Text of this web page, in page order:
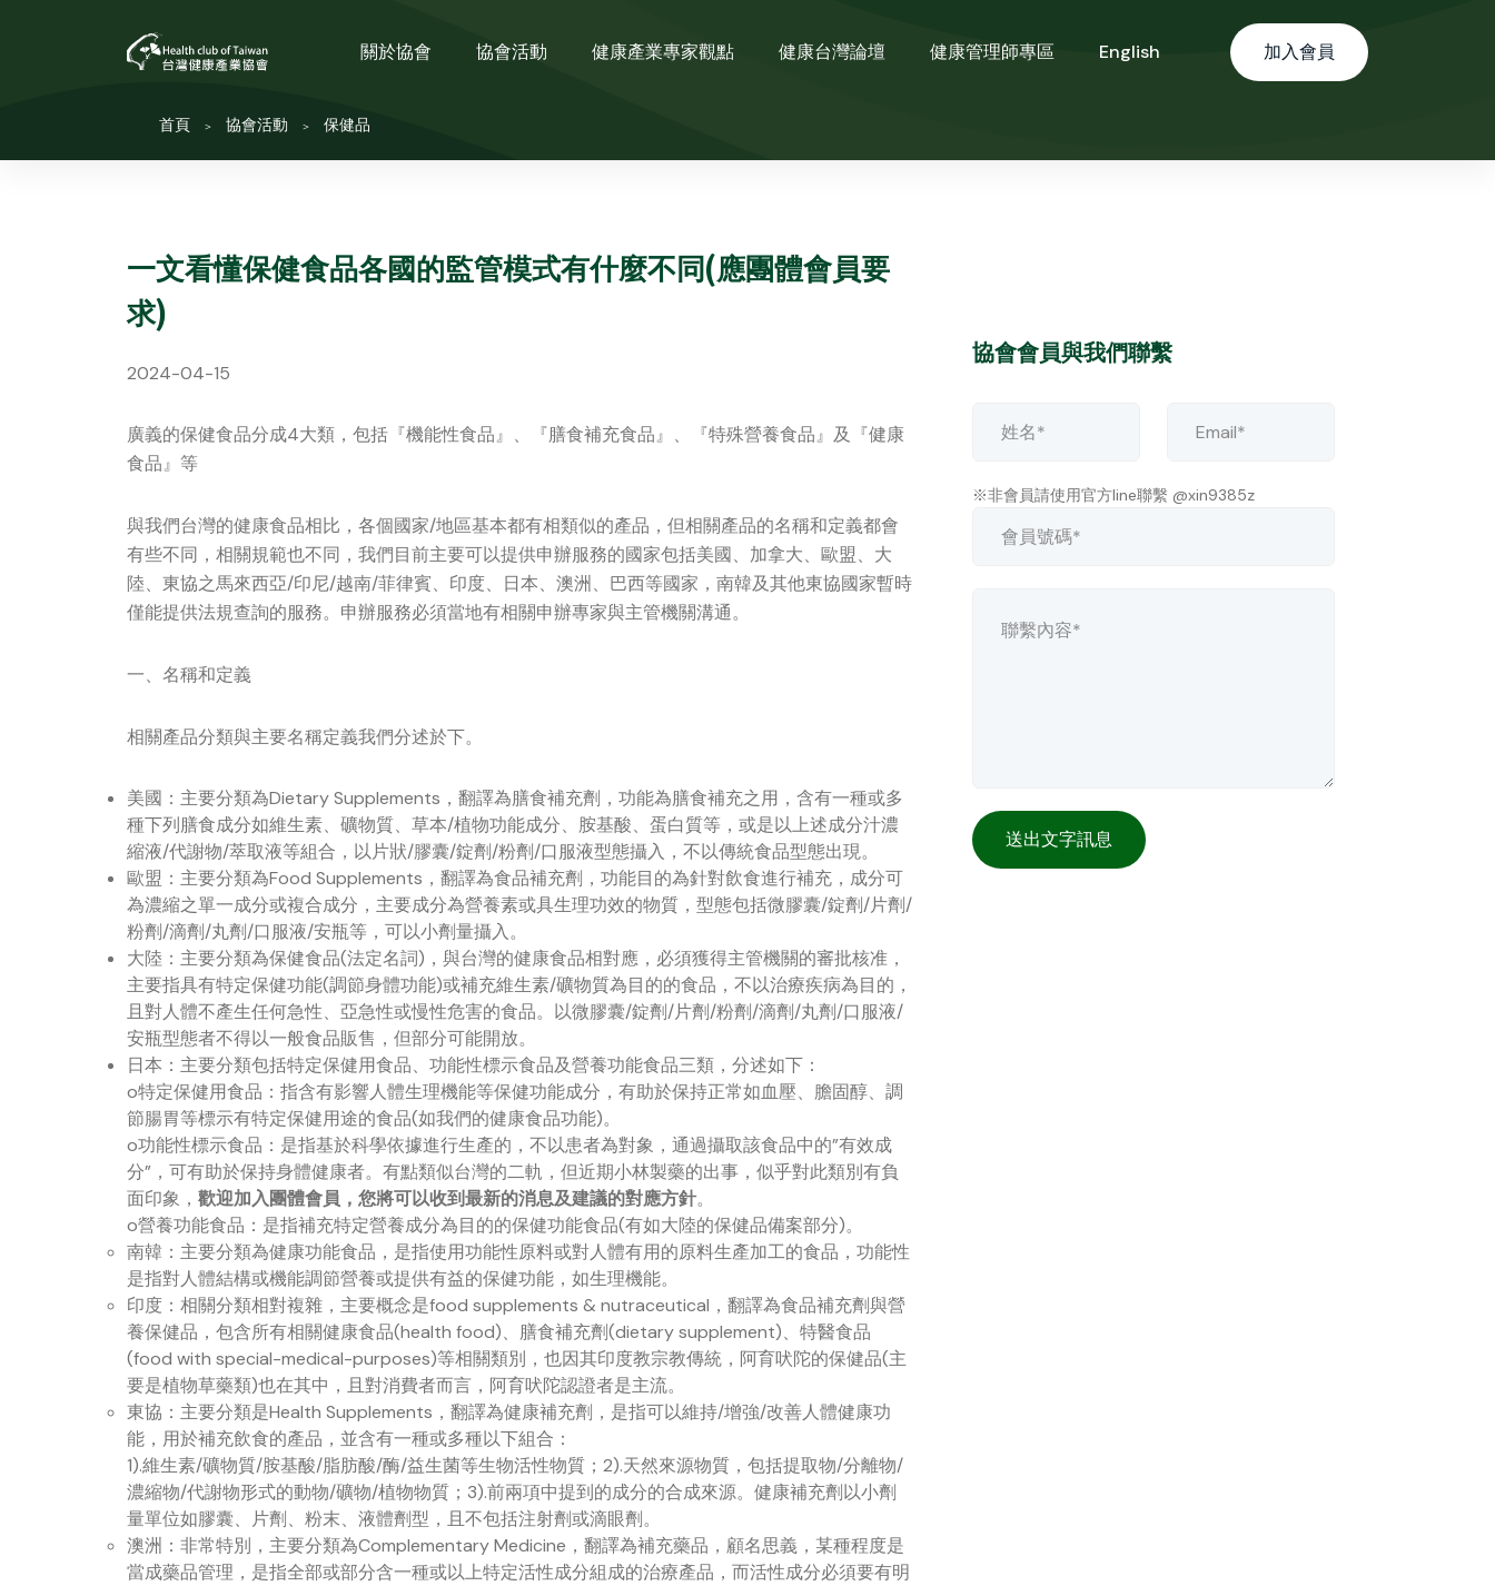
關於協會 協會活動 健康產業專家觀點 健康台灣論壇 健康管理師專區 English 加入會員
首頁 協會活動 保健品
一文看懂保健食品各國的監管模式有什麼不同(應團體會員要
求)
2024-04-15
廣義的保健食品分成4大類，包括『機能性食品』、『膳食補充食品』、『特殊營養食品』及『健康
食品』等
與我們台灣的健康食品相比，各個國家/地區基本都有相類似的產品，但相關產品的名稱和定義都會
有些不同，相關規範也不同，我們目前主要可以提供申辦服務的國家包括美國、加拿大、歐盟、大
陸、東協之馬來西亞/印尼/越南/菲律賓、印度、日本、澳洲、巴西等國家，南韓及其他東協國家暫時
僅能提供法規查詢的服務。申辦服務必須當地有相關申辦專家與主管機關溝通。
一、名稱和定義
相關產品分類與主要名稱定義我們分述於下。
美國：主要分類為Dietary Supplements，翻譯為膳食補充劑，功能為膳食補充之用，含有一種或多
種下列膳食成分如維生素、礦物質、草本/植物功能成分、胺基酸、蛋白質等，或是以上述成分汁濃
縮液/代謝物/萃取液等組合，以片狀/膠囊/錠劑/粉劑/口服液型態攝入，不以傳統食品型態出現。
歐盟：主要分類為Food Supplements，翻譯為食品補充劑，功能目的為針對飲食進行補充，成分可
為濃縮之單一成分或複合成分，主要成分為營養素或具生理功效的物質，型態包括微膠囊/錠劑/片劑/
粉劑/滴劑/丸劑/口服液/安瓶等，可以小劑量攝入。
大陸：主要分類為保健食品(法定名詞)，與台灣的健康食品相對應，必須獲得主管機關的審批核准，
主要指具有特定保健功能(調節身體功能)或補充維生素/礦物質為目的的食品，不以治療疾病為目的，
且對人體不產生任何急性、亞急性或慢性危害的食品。以微膠囊/錠劑/片劑/粉劑/滴劑/丸劑/口服液/
安瓶型態者不得以一般食品販售，但部分可能開放。
日本：主要分類包括特定保健用食品、功能性標示食品及營養功能食品三類，分述如下：
o特定保健用食品：指含有影響人體生理機能等保健功能成分，有助於保持正常如血壓、膽固醇、調
節腸胃等標示有特定保健用途的食品(如我們的健康食品功能)。
o功能性標示食品：是指基於科學依據進行生產的，不以患者為對象，通過攝取該食品中的”有效成
分”，可有助於保持身體健康者。有點類似台灣的二軌，但近期小林製藥的出事，似乎對此類別有負
面印象， 歡迎加入團體會員，您將可以收到最新的消息及建議的對應方針。
o營養功能食品：是指補充特定營養成分為目的的保健功能食品(有如大陸的保健品備案部分)。
南韓：主要分類為健康功能食品，是指使用功能性原料或對人體有用的原料生產加工的食品，功能性
是指對人體結構或機能調節營養或提供有益的保健功能，如生理機能。
印度：相關分類相對複雜，主要概念是food supplements & nutraceutical，翻譯為食品補充劑與營
養保健品，包含所有相關健康食品(health food)、膳食補充劑(dietary supplement)、特醫食品
(food with special-medical-purposes)等相關類別，也因其印度教宗教傳統，阿育吠陀的保健品(主
要是植物草藥類)也在其中，且對消費者而言，阿育吠陀認證者是主流。
東協：主要分類是Health Supplements，翻譯為健康補充劑，是指可以維持/增強/改善人體健康功
能，用於補充飲食的產品，並含有一種或多種以下組合：
1).維生素/礦物質/胺基酸/脂肪酸/酶/益生菌等生物活性物質；2).天然來源物質，包括提取物/分離物/
濃縮物/代謝物形式的動物/礦物/植物物質；3).前兩項中提到的成分的合成來源。健康補充劑以小劑
量單位如膠囊、片劑、粉末、液體劑型，且不包括注射劑或滴眼劑。
澳洲：非常特別，主要分類為Complementary Medicine，翻譯為補充藥品，顧名思義，某種程度是
當成藥品管理，是指全部或部分含一種或以上特定活性成分組成的治療產品，而活性成分必須要有明
協會會員與我們聯繫
※非會員請使用官方line聯繫 @xin9385z
送出文字訊息